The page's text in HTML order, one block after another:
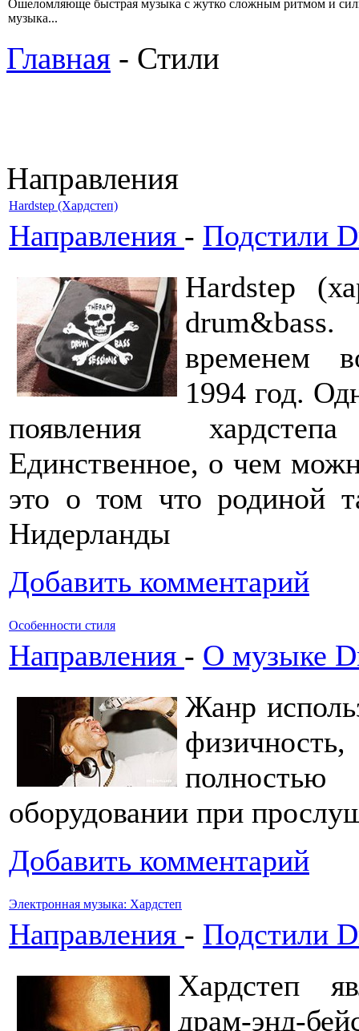
Ошеломляюще быстрая музыка с жутко сложным ритмом и
музыка...
Главная - Стили
Направления
Hardstep (Хардстеп)
Направления - Подстили
Hardstep
временем
1994 год.
появления
Единственное, о чем
это о том что родиной
Нидерланды
Добавить комментарий
Особенности стиля
Направления - О музыке
Жанр
оборудовании при
Добавить комментарий
Электронная музыка: Хардстеп
Направления - Подстили
Хардстеп
драм-энд-